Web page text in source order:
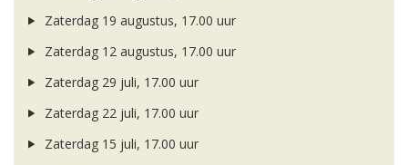
Zaterdag 19 augustus, 17.00 uur
Zaterdag 12 augustus, 17.00 uur
Zaterdag 29 juli, 17.00 uur
Zaterdag 22 juli, 17.00 uur
Zaterdag 15 juli, 17.00 uur